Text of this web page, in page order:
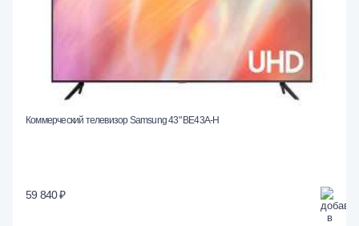
Коммерческий телевизор Samsung 43" BE43A-H
59 840 ₽